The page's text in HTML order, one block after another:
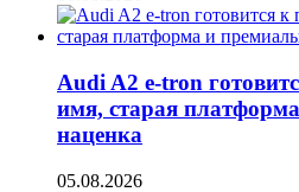
Audi A2 e-tron
имя, старая
наценка
05.08.2026